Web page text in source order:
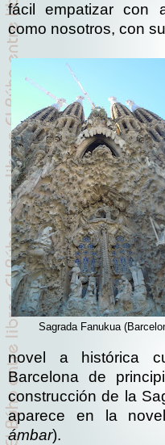
fácil empatizar con
como nosotros, con
Sagrada Fanukua
novel a histórica
Barcelona de
construcción de la
aparece en la
ámbar).